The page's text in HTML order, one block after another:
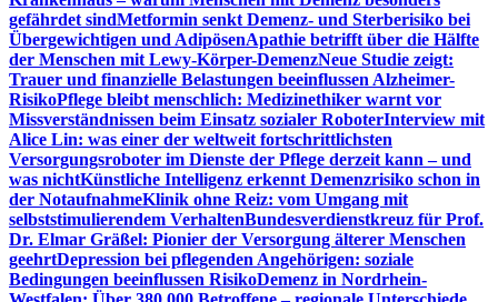
gefährdet sindMetformin senkt Demenz- und Sterberisiko bei
Übergewichtigen und AdipösenApathie betrifft über die Hälfte
der Menschen mit Lewy-Körper-DemenzNeue Studie zeigt:
Trauer und finanzielle Belastungen beeinflussen Alzheimer-
RisikoPflege bleibt menschlich: Medizinethiker warnt vor
Missverständnissen beim Einsatz sozialer RoboterInterview mit
Alice Lin: was einer der weltweit fortschrittlichsten
Versorgungsroboter im Dienste der Pflege derzeit kann – und
was nichtKünstliche Intelligenz erkennt Demenzrisiko schon in
der NotaufnahmeKlinik ohne Reiz: vom Umgang mit
selbststimulierendem VerhaltenBundesverdienstkreuz für Prof.
Dr. Elmar Gräßel: Pionier der Versorgung älterer Menschen
geehrtDepression bei pflegenden Angehörigen: soziale
Bedingungen beeinflussen RisikoDemenz in Nordrhein-